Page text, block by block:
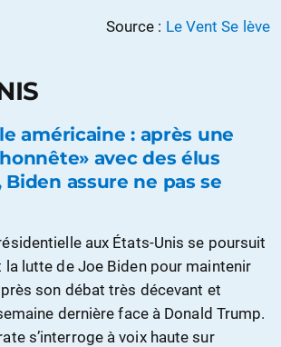
Source : Le Vent Se lève
américaine : après une
avec des élus
assure ne pas se
aux États-Unis se poursuit
la lutte de Joe Biden pour maintenir
son débat très décevant et
dernière face à Donald Trump.
s’interroge à voix haute sur